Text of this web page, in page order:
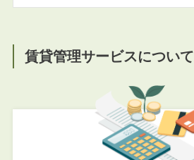
賃貸管理サービスについて